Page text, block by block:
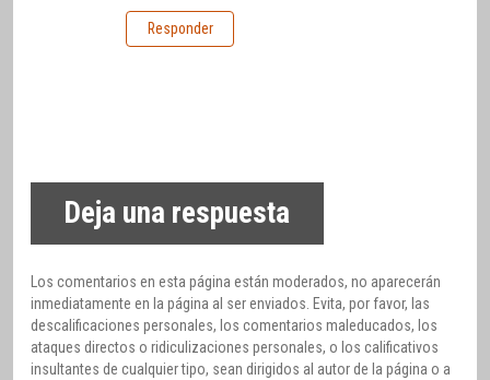
Responder
Deja una respuesta
Los comentarios en esta página están moderados, no aparecerán
inmediatamente en la página al ser enviados. Evita, por favor, las
descalificaciones personales, los comentarios maleducados, los
ataques directos o ridiculizaciones personales, o los calificativos
insultantes de cualquier tipo, sean dirigidos al autor de la página o a